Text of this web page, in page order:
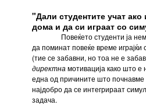
"Дали студентите учат
дома и да си играат со
Повеќето студенти ја
да поминат повеќе време играјќи
(тие се забавни, но тоа не е
директна мотивација како што е
една од причините што почнавме
најдобро да се интегрираат
задача.